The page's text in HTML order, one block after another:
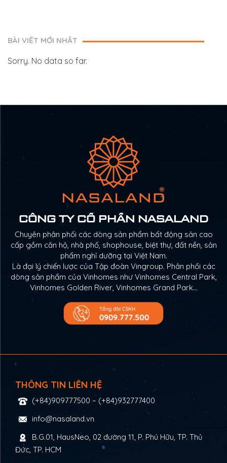
BÀI VIẾT MỚI NHẤT
Sorry. No data so far.
CÔNG TY CỔ PHẦN NASALAND
Chuyên phân phối các dòng sản phẩm bất động sản cao
cấp gồm căn hộ, nhà phố, shophouse, biệt thự, đất nền, sản
phẩm nghỉ dưỡng tại Việt Nam.
Là đại lý chiến lược của Tập đoàn Vingroup. Phân phối các
dòng sản phẩm của Vinhomes như Vinhomes Central Park,
Vinhomes Golden River, Vinhomes Grand Park…
THÔNG TIN LIÊN HỆ
(+84)909777500 – (+84)932777400
info@nasaland.vn
B.G.01, HausNeo, 02 đường 11, P. Phú Hữu, TP. Thủ
Đức, TP. HCM